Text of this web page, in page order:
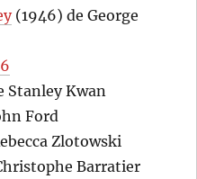
(1946) de George
Stanley Kwan
Ford
Zlotowski
Barratier